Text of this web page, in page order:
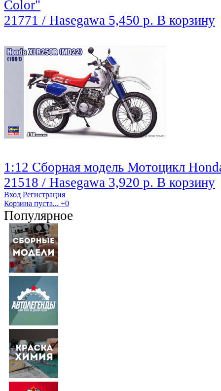
Color"
21771 / Hasegawa 5,450 р. В корзину
1:12 Сборная модель Мотоцикл
21518 / Hasegawa 3,920 р. В корзину
Вход Регистрация
Корзина пуста... +0
Популярное